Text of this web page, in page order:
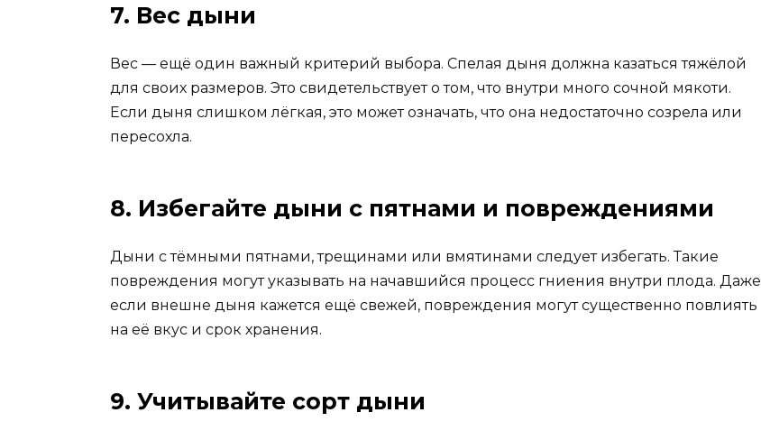
7. Вес дыни
Вес — ещё один важный критерий выбора. Спелая дыня должна казаться тяжёлой
для своих размеров. Это свидетельствует о том, что внутри много сочной мякоти.
Если дыня слишком лёгкая, это может означать, что она недостаточно созрела или
пересохла.
8. Избегайте дыни с пятнами и повреждениями
Дыни с тёмными пятнами, трещинами или вмятинами следует избегать. Такие
повреждения могут указывать на начавшийся процесс гниения внутри плода. Даже
если внешне дыня кажется ещё свежей, повреждения могут существенно повлиять
на её вкус и срок хранения.
9. Учитывайте сорт дыни